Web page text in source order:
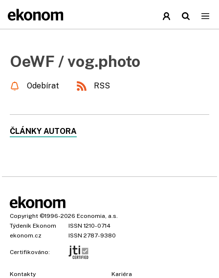
OeWF / vog.photo
Odebírat RSS
ČLÁNKY AUTORA
Copyright ©1996-2026 Economia, a.s.
Týdeník Ekonom
ISSN 1210-0714
ekonom.cz
ISSN 2787-9380
Certifikováno:
Kontakty
Kariéra